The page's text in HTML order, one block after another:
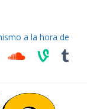
a la hora de
pone en escena a